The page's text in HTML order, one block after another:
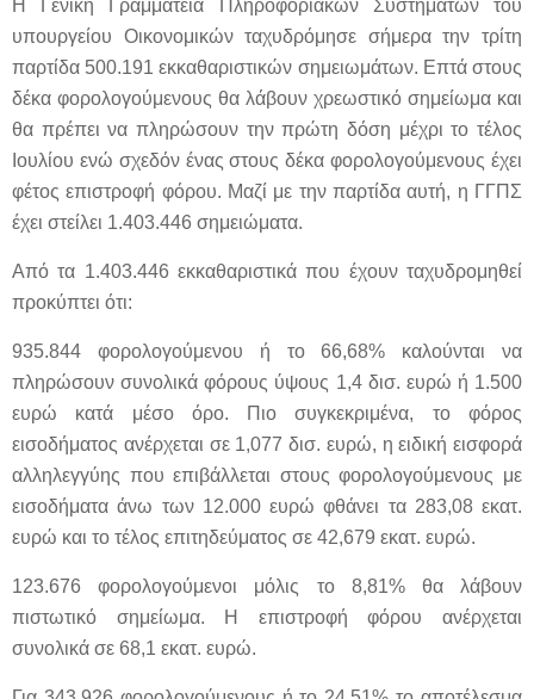
Η Γενική Γραμματεία Πληροφοριακών Συστημάτων του
υπουργείου Οικονομικών ταχυδρόμησε σήμερα την τρίτη
παρτίδα 500.191 εκκαθαριστικών σημειωμάτων. Επτά στους
δέκα φορολογούμενους θα λάβουν χρεωστικό σημείωμα και
θα πρέπει να πληρώσουν την πρώτη δόση μέχρι το τέλος
Ιουλίου ενώ σχεδόν ένας στους δέκα φορολογούμενους έχει
φέτος επιστροφή φόρου. Μαζί με την παρτίδα αυτή, η ΓΓΠΣ
έχει στείλει 1.403.446 σημειώματα.
Από τα 1.403.446 εκκαθαριστικά που έχουν ταχυδρομηθεί
προκύπτει ότι:
935.844 φορολογούμενου ή το 66,68% καλούνται να
πληρώσουν συνολικά φόρους ύψους 1,4 δισ. ευρώ ή 1.500
ευρώ κατά μέσο όρο. Πιο συγκεκριμένα, το φόρος
εισοδήματος ανέρχεται σε 1,077 δισ. ευρώ, η ειδική εισφορά
αλληλεγγύης που επιβάλλεται στους φορολογούμενους με
εισοδήματα άνω των 12.000 ευρώ φθάνει τα 283,08 εκατ.
ευρώ και το τέλος επιτηδεύματος σε 42,679 εκατ. ευρώ.
123.676 φορολογούμενοι μόλις το 8,81% θα λάβουν
πιστωτικό σημείωμα. Η επιστροφή φόρου ανέρχεται
συνολικά σε 68,1 εκατ. ευρώ.